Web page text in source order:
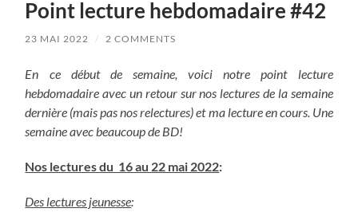
Point lecture hebdomadaire #42
23 MAI 2022 / 2 COMMENTS
En ce début de semaine, voici notre point lecture
hebdomadaire avec un retour sur nos lectures de la semaine
dernière (mais pas nos relectures) et ma lecture en cours. Une
semaine avec beaucoup de BD!
Nos lectures du 16 au 22 mai 2022:
Des lectures jeunesse: